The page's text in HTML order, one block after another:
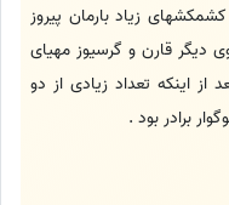
زیاد بارمان پیروز
دیگر قارن و گرسیوز مهیای
اینکه تعداد زیادی از دو
برادر بود .